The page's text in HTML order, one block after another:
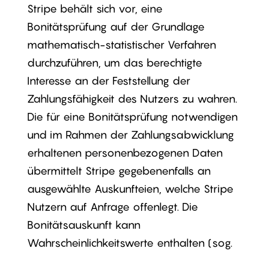
Stripe behält sich vor, eine
Bonitätsprüfung auf der Grundlage
mathematisch-statistischer Verfahren
durchzuführen, um das berechtigte
Interesse an der Feststellung der
Zahlungsfähigkeit des Nutzers zu wahren.
Die für eine Bonitätsprüfung notwendigen
und im Rahmen der Zahlungsabwicklung
erhaltenen personenbezogenen Daten
übermittelt Stripe gegebenenfalls an
ausgewählte Auskunfteien, welche Stripe
Nutzern auf Anfrage offenlegt. Die
Bonitätsauskunft kann
Wahrscheinlichkeitswerte enthalten (sog.